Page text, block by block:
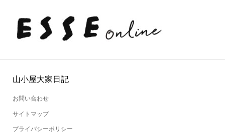
山小屋大家日記
お問い合わせ
サイトマップ
プライバシーポリシー